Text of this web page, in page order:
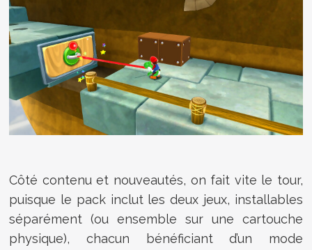
Côté contenu et nouveautés, on fait vite le tour,
puisque le pack inclut les deux jeux, installables
séparément (ou ensemble sur une cartouche
physique), chacun bénéficiant d’un mode